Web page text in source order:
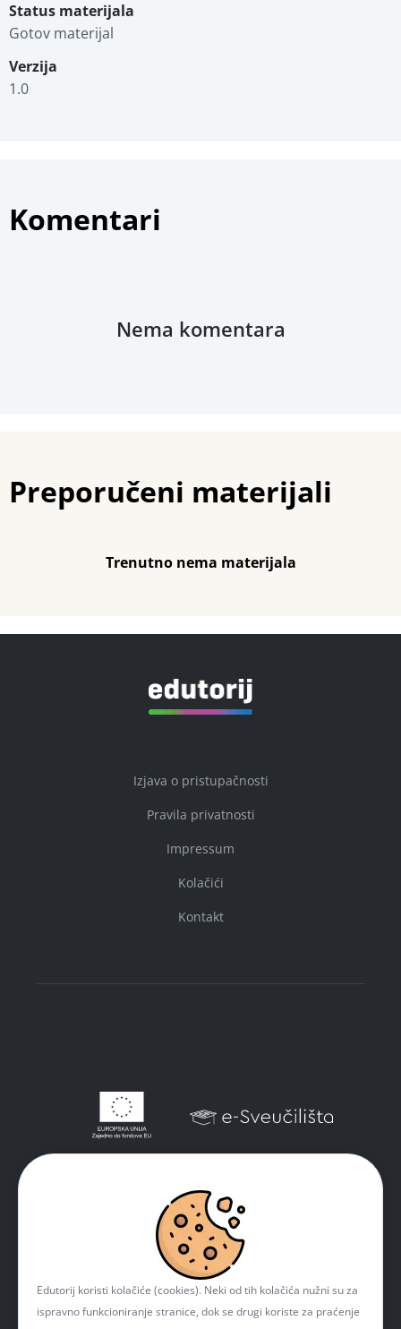
Status materijala
Gotov materijal
Verzija
1.0
Komentari
Nema komentara
Preporučeni materijali
Trenutno nema materijala
Izjava o pristupačnosti
Pravila privatnosti
Impressum
Kolačići
Kontakt
Edutorij koristi kolačiće (cookies). Neki od tih kolačića nužni su za
ispravno funkcioniranje stranice, dok se drugi koriste za praćenje